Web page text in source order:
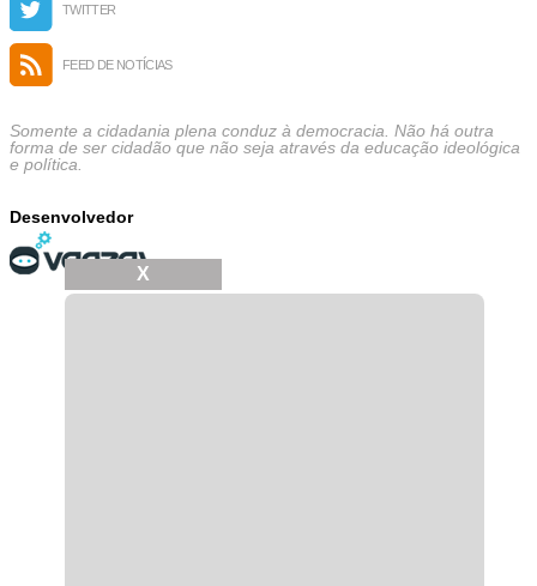
TWITTER
FEED DE NOTÍCIAS
Somente a cidadania plena conduz à democracia. Não há outra
forma de ser cidadão que não seja através da educação ideológica
e política.
Desenvolvedor
X